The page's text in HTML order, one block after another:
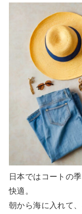
日本ではコートの
快適。
朝から海に入れて